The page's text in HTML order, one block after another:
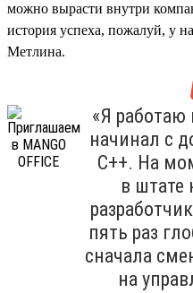
можно вырасти внутри
история успеха, пожалуй, у
Метлина.
«Я работаю
начинал с
С++. На
в
пять раз
сначала
на